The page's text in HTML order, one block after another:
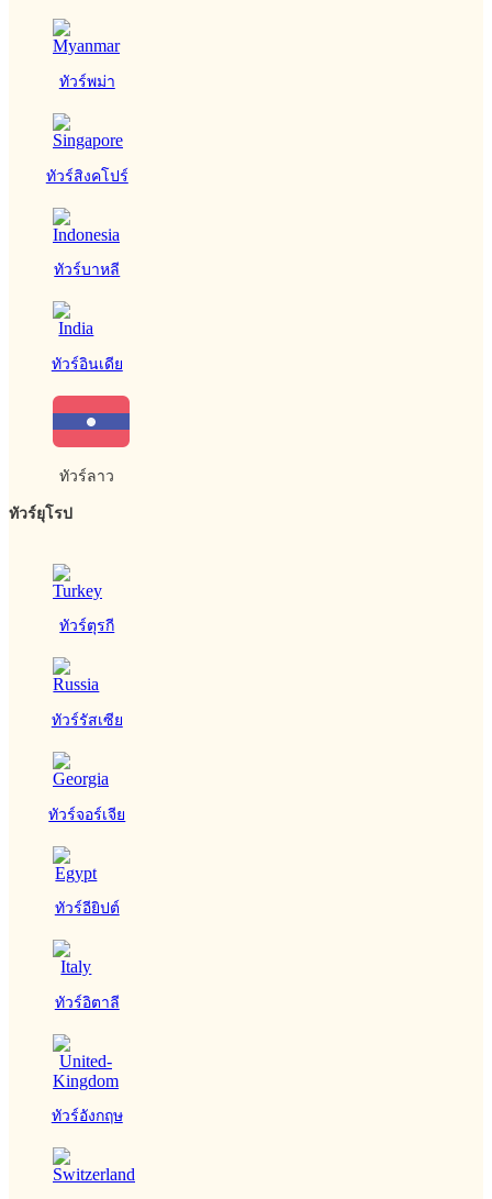
ทัวร์พม่า
ทัวร์สิงคโปร์
ทัวร์บาหลี
ทัวร์อินเดีย
ทัวร์ลาว
ทัวร์ยุโรป
ทัวร์ตุรกี
ทัวร์รัสเซีย
ทัวร์จอร์เจีย
ทัวร์อียิปต์
ทัวร์อิตาลี
ทัวร์อังกฤษ